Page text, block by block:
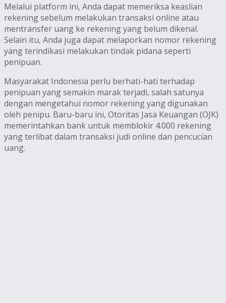
Melalui platform ini, Anda dapat memeriksa keaslian
rekening sebelum melakukan transaksi online atau
mentransfer uang ke rekening yang belum dikenal.
Selain itu, Anda juga dapat melaporkan nomor rekening
yang terindikasi melakukan tindak pidana seperti
penipuan.
Masyarakat Indonesia perlu berhati-hati terhadap
penipuan yang semakin marak terjadi, salah satunya
dengan mengetahui nomor rekening yang digunakan
oleh penipu. Baru-baru ini, Otoritas Jasa Keuangan (OJK)
memerintahkan bank untuk memblokir 4.000 rekening
yang terlibat dalam transaksi judi online dan pencucian
uang.